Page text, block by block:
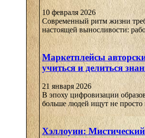
10 февраля 2026
Современный ритм жизни
настоящей выносливости:
Маркетплейсы
учиться и делиться
21 января 2026
В эпоху цифровизации
больше людей ищут не просто
Хэллоуин: